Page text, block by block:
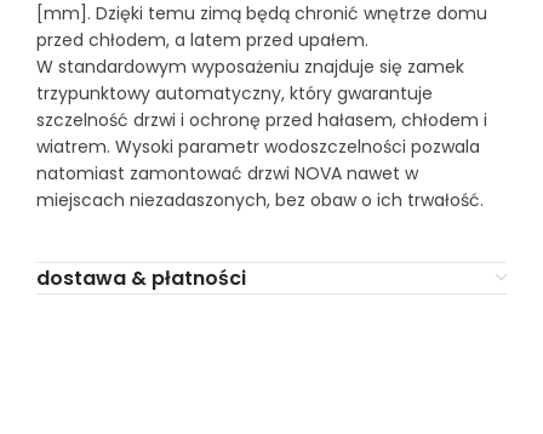
[mm]. Dzięki temu zimą będą chronić wnętrze domu
przed chłodem, a latem przed upałem.
W standardowym wyposażeniu znajduje się zamek
trzypunktowy automatyczny, który gwarantuje
szczelność drzwi i ochronę przed hałasem, chłodem i
wiatrem. Wysoki parametr wodoszczelności pozwala
natomiast zamontować drzwi NOVA nawet w
miejscach niezadaszonych, bez obaw o ich trwałość.
dostawa & płatności